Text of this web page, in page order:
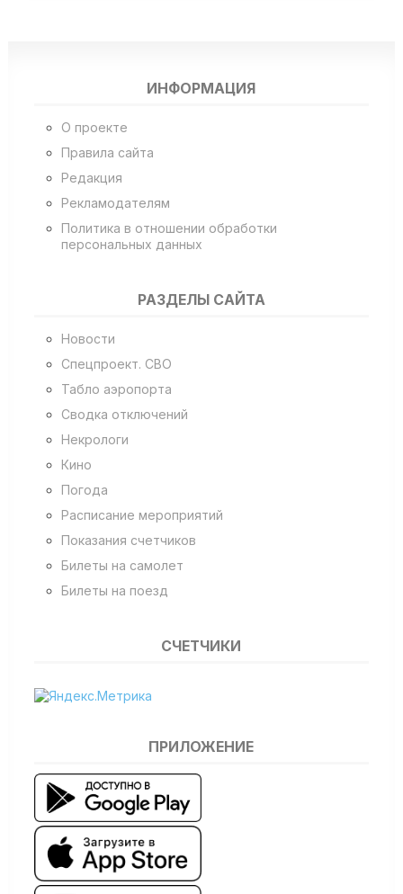
ИНФОРМАЦИЯ
О проекте
Правила сайта
Редакция
Рекламодателям
Политика в отношении обработки
персональных данных
РАЗДЕЛЫ САЙТА
Новости
Спецпроект. СВО
Табло аэропорта
Сводка отключений
Некрологи
Кино
Погода
Расписание мероприятий
Показания счетчиков
Билеты на самолет
Билеты на поезд
СЧЕТЧИКИ
ПРИЛОЖЕНИЕ